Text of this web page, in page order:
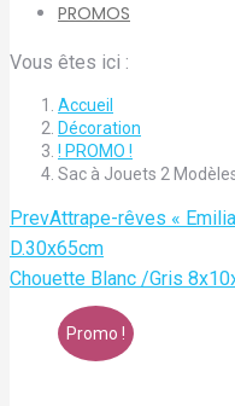
PROMOS
Vous êtes ici :
Accueil
Décoration
! PROMO !
Sac à Jouets 2
PrevAttrape-rêves «
D.30x65cm
Chouette Blanc /Gris
Promo !